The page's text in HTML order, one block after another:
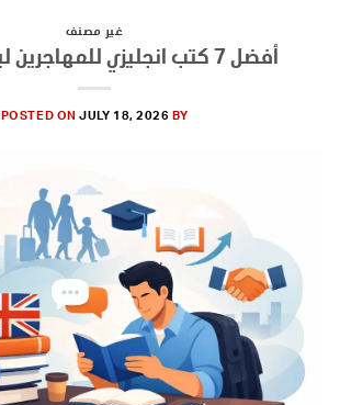
غير مصنف
أفضل 7 كتب انجليزي للمهاجرين لبداية أقوى
POSTED ONJULY 18, 2026 BY